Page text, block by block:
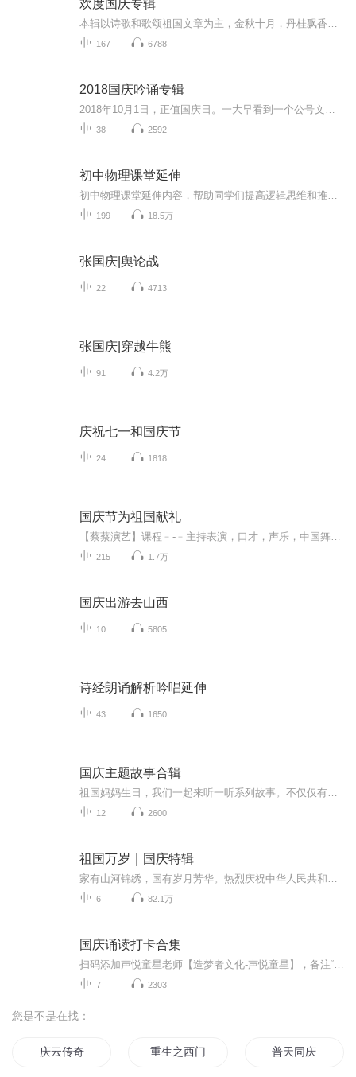
欢度国庆专辑
167 6788
2018国庆吟诵专辑
38 2592
初中物理课堂延伸
199 18.5万
张国庆|舆论战
22 4713
张国庆|穿越牛熊
91 4.2万
庆祝七一和国庆节
24 1818
国庆节为祖国献礼
215 1.7万
国庆出游去山西
10 5805
诗经朗诵解析吟唱延伸
43 1650
国庆主题故事合辑
12 2600
祖国万岁｜国庆特辑
6 82.1万
国庆诵读打卡合集
7 2303
您是不是在找：
庆云传奇 重生之西门庆 普天同庆